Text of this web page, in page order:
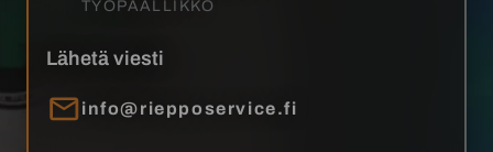
TYÖPÄÄLLIKKÖ
Lähetä viesti
info@riepposervice.fi